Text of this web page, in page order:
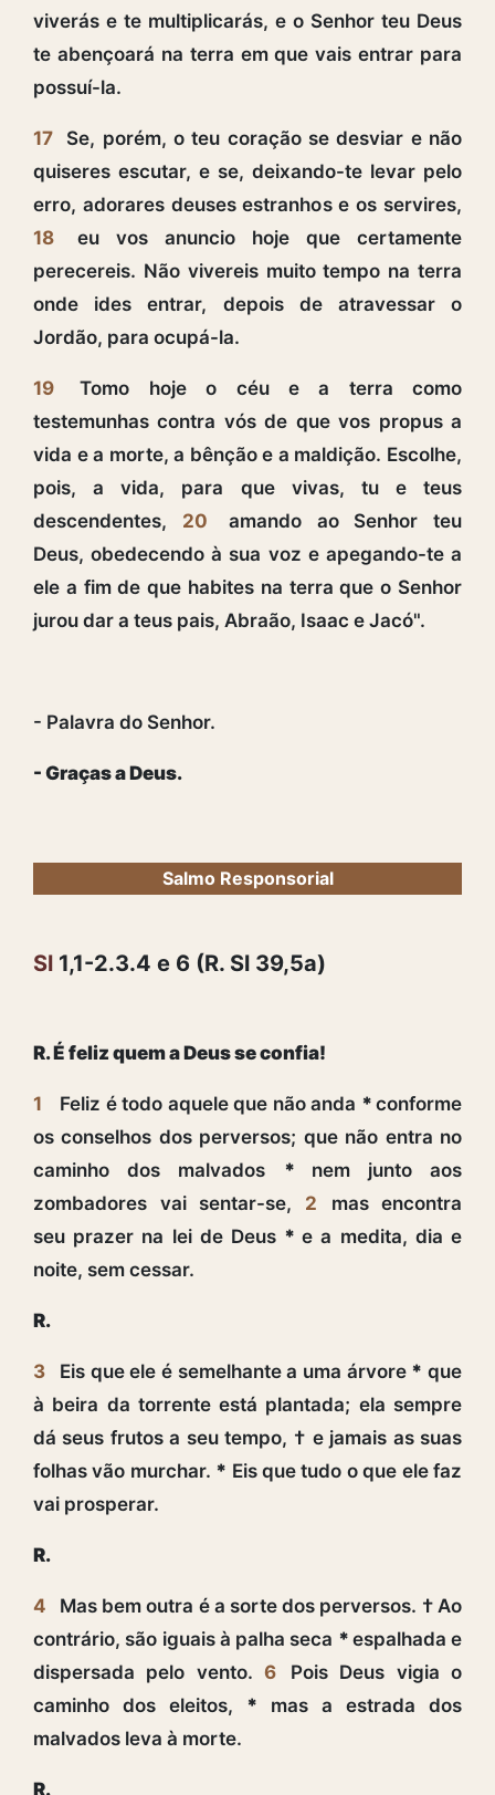
viverás e te multiplicarás, e o Senhor teu Deus
te abençoará na terra em que vais entrar para
possuí-la.
17
Se, porém, o teu coração se desviar e não
quiseres escutar, e se, deixando-te levar pelo
erro, adorares deuses estranhos e os servires,
18
eu vos anuncio hoje que certamente
perecereis. Não vivereis muito tempo na terra
onde ides entrar, depois de atravessar o
Jordão, para ocupá-la.
19
Tomo hoje o céu e a terra como
testemunhas contra vós de que vos propus a
vida e a morte, a bênção e a maldição. Escolhe,
pois, a vida, para que vivas, tu e teus
descendentes, 20
amando ao Senhor teu
Deus, obedecendo à sua voz e apegando-te a
ele a fim de que habites na terra que o Senhor
jurou dar a teus pais, Abraão, Isaac e Jacó".
- Palavra do Senhor.
- Graças a Deus.
Salmo Responsorial
Sl 1,1-2.3.4 e 6 (R. Sl 39,5a)
R. É feliz quem a Deus se confia!
1 Feliz é todo aquele que não anda * conforme
os conselhos dos perversos; que não entra no
caminho dos malvados
* nem junto aos
zombadores vai sentar-se, 2
mas encontra
seu prazer na lei de Deus *e a medita, dia e
noite, sem cessar.
R.
3 Eis que ele é semelhante a uma árvore * que
à beira da torrente está plantada; ela sempre
dá seus frutos a seu tempo, † e jamais as suas
folhas vão murchar. * Eis que tudo o que ele faz
vai prosperar.
R.
4
Mas bem outra é a sorte dos perversos. † Ao
contrário, são iguais à palha seca * espalhada e
dispersada pelo vento. 6
Pois Deus vigia o
caminho dos eleitos, * mas a estrada dos
malvados leva à morte.
R.